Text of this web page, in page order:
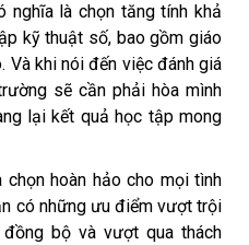
nghĩa là chọn tăng tính khả
kỹ thuật số, bao gồm giáo
Và khi nói đến việc đánh giá
sẽ cần phải hòa mình
lại kết quả học tập mong
hoàn hảo cho mọi tình
có những ưu điểm vượt trội
bộ và vượt qua thách